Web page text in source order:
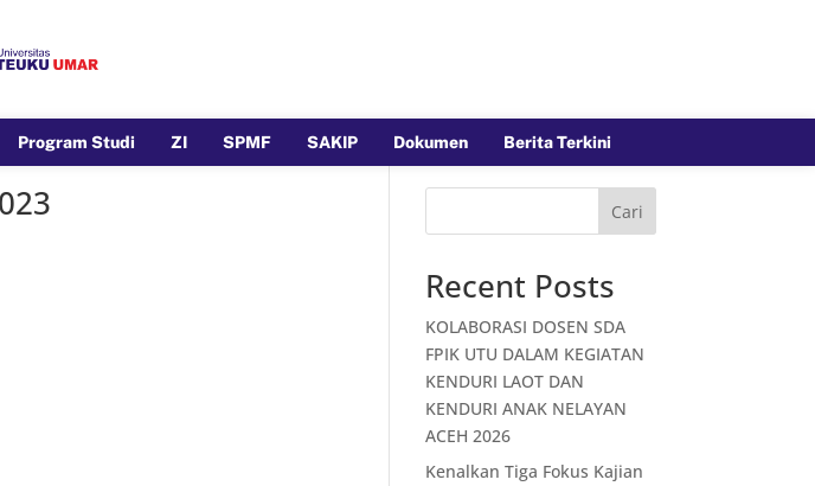
Program Studi ZI SPMF SAKIP Dokumen Berita Terkini
Cari
Recent Posts
KOLABORASI DOSEN SDA
FPIK UTU DALAM KEGIATAN
KENDURI LAOT DAN
KENDURI ANAK NELAYAN
ACEH 2026
Kenalkan Tiga Fokus Kajian